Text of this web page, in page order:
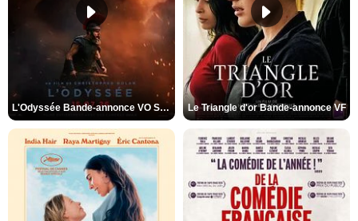
L'Odyssée Bande-annonce VO STFR Le Triangle d'or Bande-annonce VF